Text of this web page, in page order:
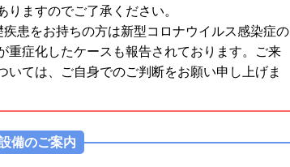
りますのでご了承ください。
疾患をお持ちの方は新型コロナウイルス感染症の
重症化したケースも報告されております。ご来
いては、ご自身でのご判断をお願い申し上げま
備のご案内